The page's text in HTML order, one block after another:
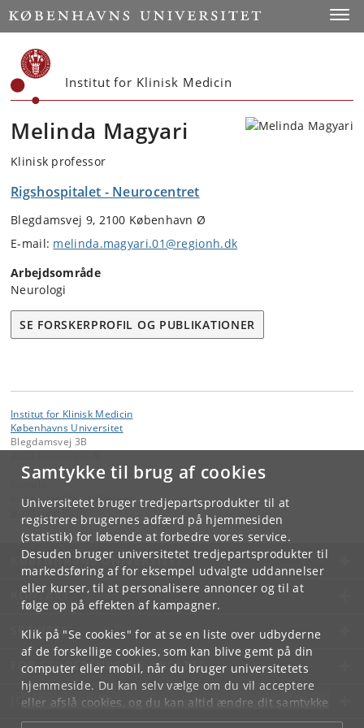
Samtykke til brug af cookies
Universitetet bruger tredjepartsprodukter til at
registrere brugernes adfærd på hjemmesiden
(statistik) for løbende at forbedre vores service.
Desuden bruger universitetet tredjepartsprodukter til
markedsføring af for eksempel udvalgte uddannelser
eller kurser, til at personalisere annoncer og til at
følge op på effekten af kampagner.
Klik på "Se cookies" for at se en liste over udbyderne
af de forskellige cookies, som kan blive gemt på din
computer eller mobil, når du bruger universitetets
hjemmeside. Du kan selv vælge om du vil acceptere
eller afslå cookies, og du kan altid ændre dit samtykke
underCookie- og privatlivspolitiksom du finder i
Start
Institut for Klinisk Medicin
Melinda Magyari
Klinisk professor
Rigshospitalet - Neurocentret
Blegdamsvej 9, 2100 København Ø
E-mail: melinda.magyari.01@regionh.dk
Arbejdsområde
Neurologi
SE FORSKERPROFIL OG PUBLIKATIONER
Institut for Klinisk Medicin
Københavns Universitet
Blegdamsvej 3B
Institut for Klinisk Medicin
KØBENHAVNS UNIVERSITET
KONTAKT
SERVICES
FOR STUDERENDE OG ANSATTE
JOB OG KARRIERE